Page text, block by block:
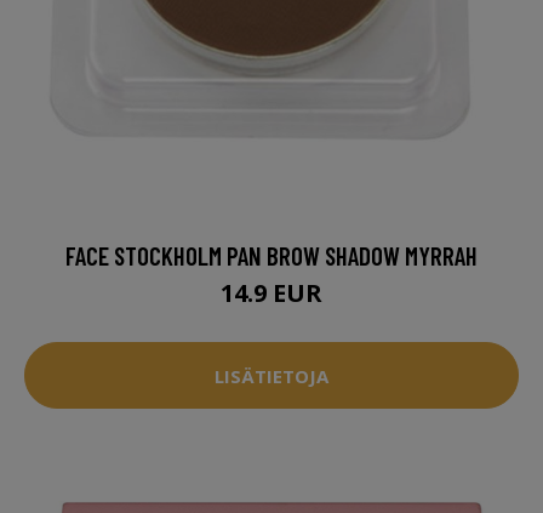
FACE STOCKHOLM PAN BROW SHADOW MYRRAH
14.9 EUR
LISÄTIETOJA